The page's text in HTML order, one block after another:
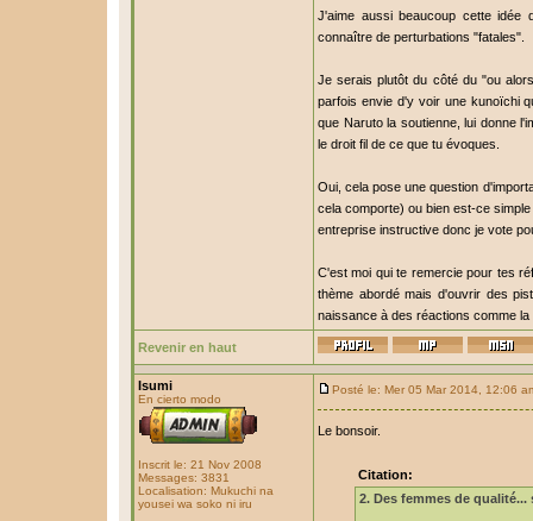
J'aime aussi beaucoup cette idée
connaître de perturbations "fatales".
Je serais plutôt du côté du "ou
parfois envie d'y voir une kunoïchi
que Naruto la soutienne, lui donne
le droit fil de ce que tu évoques.
Oui, cela pose une question
cela comporte) ou bien est-ce
entreprise instructive donc je vote
C'est moi qui te remercie pour tes
thème abordé mais d'ouvrir des
naissance à des réactions comme
Revenir en haut
Isumi
En cierto modo
Inscrit le: 21 Nov 2008
Messages: 3831
Localisation: Mukuchi na
yousei wa soko ni iru
Posté le: Mer 05 Mar 2014, 12:06
Le bonsoir.
Citation:
2. Des femmes de